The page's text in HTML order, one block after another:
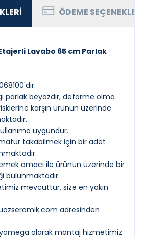
ÖDEME
Lavabo 65 cm Parlak
parlak beyazdır, deforme olma
karşın ürünün üzerinde
uygundur.
takabilmek için bir adet
amacı ile ürünün üzerinde bir
bulunmaktadır.
mevcuttur, size en yakın
adresinden
olarak montaj hizmetimiz